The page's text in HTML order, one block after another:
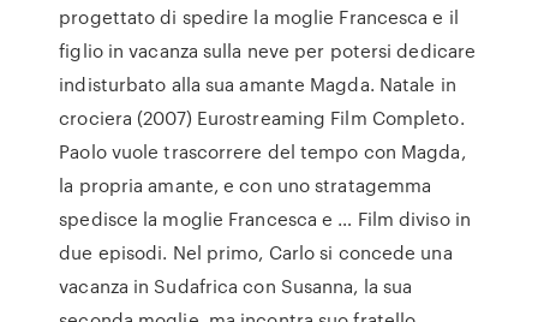
progettato di spedire la moglie Francesca e il
figlio in vacanza sulla neve per potersi dedicare
indisturbato alla sua amante Magda. Natale in
crociera (2007) Eurostreaming Film Completo.
Paolo vuole trascorrere del tempo con Magda,
la propria amante, e con uno stratagemma
spedisce la moglie Francesca e … Film diviso in
due episodi. Nel primo, Carlo si concede una
vacanza in Sudafrica con Susanna, la sua